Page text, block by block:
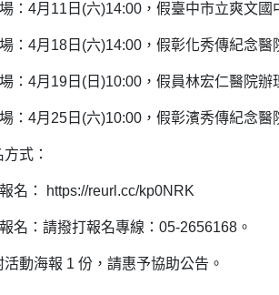
：4月11日(六)14:00，假臺中市立爽文國
：4月18日(六)14:00，假彰化秀傳紀念醫
：4月19日(日)10:00，假員林宏仁醫院辦
：4月25日(六)10:00，假彰濱秀傳紀念醫
式：
名： https://reurl.cc/kp0NRK
名：請撥打報名專線：05-2656168。
活動海報 1 份，請惠予協助公告。